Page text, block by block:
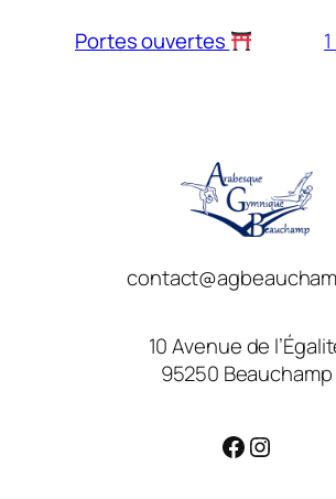
Portes ouvertes
10 Avenue de
95250 Beauchamp
Facebook